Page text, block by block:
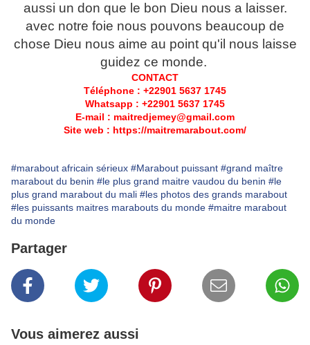
aussi un don que le bon Dieu nous a laisser.
avec notre foie nous pouvons beaucoup de
chose Dieu nous aime au point qu'il nous laisse
guidez ce monde.
CONTACT
Téléphone : +22901 5637 1745
Whatsapp : +22901 5637 1745
E-mail : maitredjemey@gmail.com
Site web : https://maitremarabout.com/
#marabout africain sérieux #Marabout puissant #grand maître
marabout du benin #le plus grand maitre vaudou du benin #le
plus grand marabout du mali #les photos des grands marabout
#les puissants maitres marabouts du monde #maitre marabout
du monde
Partager
Vous aimerez aussi